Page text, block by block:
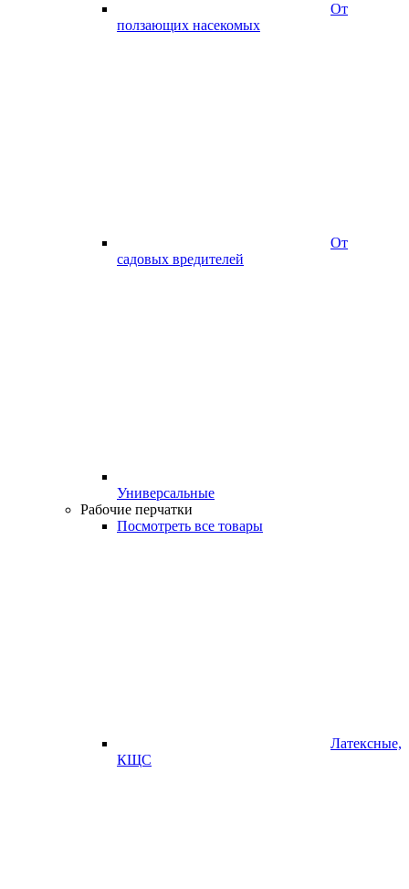
От
ползающих насекомых
От
садовых вредителей
Универсальные
Рабочие перчатки
Посмотреть все товары
Латексные,
КЩС